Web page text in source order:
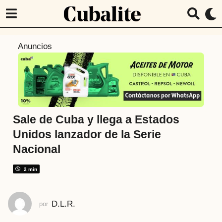
t
r
á
s
5
ñ
o
s
Anuncios
Sale de Cuba y llega a Estados
Unidos lanzador de la Serie
Nacional
2 min
por D.L.R.